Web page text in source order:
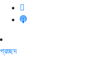
প্রচ্ছদ